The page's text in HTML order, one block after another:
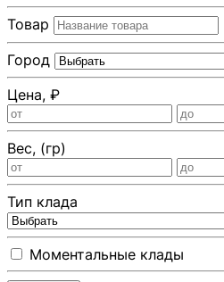
Товар
Город
Цена, ₽
Вес, (гр)
Тип клада
Моментальные клады